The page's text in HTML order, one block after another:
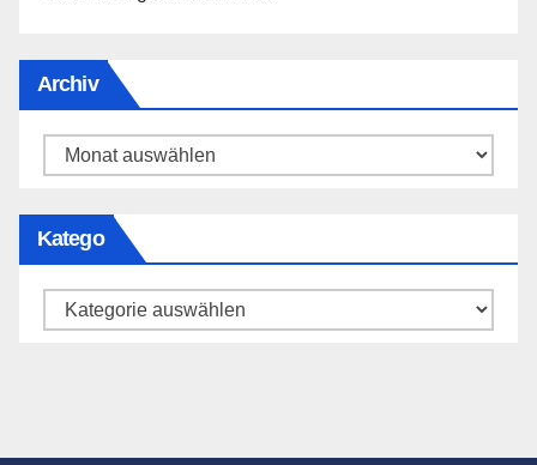
Archiv
Archiv
Katego
Katego